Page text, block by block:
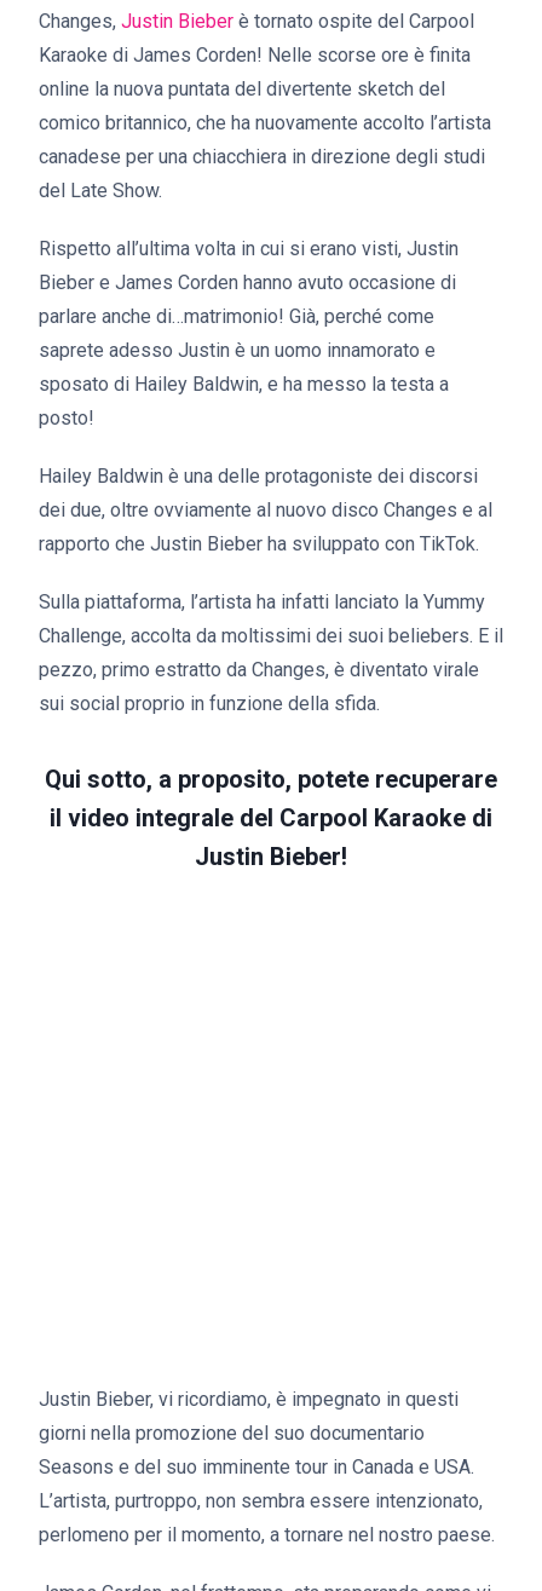
Changes, Justin Bieber è tornato ospite del Carpool
Karaoke di James Corden! Nelle scorse ore è finita
online la nuova puntata del divertente sketch del
comico britannico, che ha nuovamente accolto l’artista
canadese per una chiacchiera in direzione degli studi
del Late Show.
Rispetto all’ultima volta in cui si erano visti, Justin
Bieber e James Corden hanno avuto occasione di
parlare anche di…matrimonio! Già, perché come
saprete adesso Justin è un uomo innamorato e
sposato di Hailey Baldwin, e ha messo la testa a
posto!
Hailey Baldwin è una delle protagoniste dei discorsi
dei due, oltre ovviamente al nuovo disco Changes e al
rapporto che Justin Bieber ha sviluppato con TikTok.
Sulla piattaforma, l’artista ha infatti lanciato la Yummy
Challenge, accolta da moltissimi dei suoi beliebers. E il
pezzo, primo estratto da Changes, è diventato virale
sui social proprio in funzione della sfida.
Qui sotto, a proposito, potete recuperare
il video integrale del Carpool Karaoke di
Justin Bieber!
Justin Bieber, vi ricordiamo, è impegnato in questi
giorni nella promozione del suo documentario
Seasons e del suo imminente tour in Canada e USA.
L’artista, purtroppo, non sembra essere intenzionato,
perlomeno per il momento, a tornare nel nostro paese.